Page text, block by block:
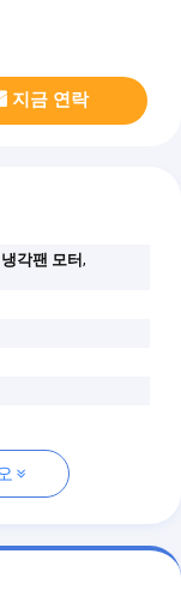
지금 연락
각팬 모터,